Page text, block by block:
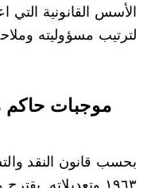
الأسس القانونية التي
لترتيب مسؤوليته
موجبات حاكم
بحسب قانون النقد